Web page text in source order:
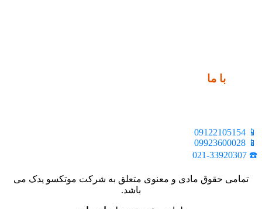
با ما
📱 09122105154
📱 09923600028
☎️ 021-33920307
تمامی حقوق مادی و معنوی متعلق به شرکت موتکسو یدک می
باشد.